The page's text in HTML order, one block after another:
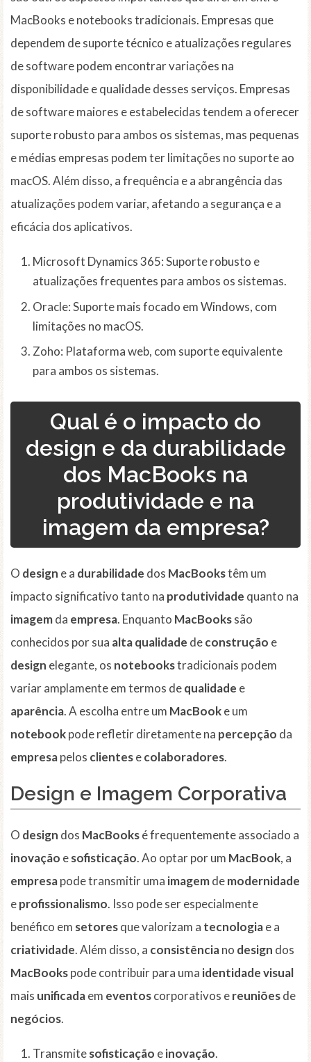
MacBooks e notebooks tradicionais. Empresas que
dependem de suporte técnico e atualizações regulares
de software podem encontrar variações na
disponibilidade e qualidade desses serviços. Empresas
de software maiores e estabelecidas tendem a oferecer
suporte robusto para ambos os sistemas, mas pequenas
e médias empresas podem ter limitações no suporte ao
macOS. Além disso, a frequência e a abrangência das
atualizações podem variar, afetando a segurança e a
eficácia dos aplicativos.
Microsoft Dynamics 365: Suporte robusto e
atualizações frequentes para ambos os sistemas.
Oracle: Suporte mais focado em Windows, com
limitações no macOS.
Zoho: Plataforma web, com suporte equivalente
para ambos os sistemas.
Qual é o impacto do
design e da durabilidade
dos MacBooks na
produtividade e na
imagem da empresa?
O design e a durabilidade dos MacBookstêm um
impacto significativo tanto na produtividade quanto na
imagemda empresa. Enquanto MacBookssão
conhecidos por sua alta qualidade deconstrução e
design elegante, os notebookstradicionais podem
variar amplamente em termos dequalidade e
aparência. A escolha entre um MacBooke um
notebookpode refletir diretamente na percepção da
empresapelos clientesecolaboradores.
Design e Imagem Corporativa
O design dos MacBooksé frequentemente associado a
inovação esofisticação. Ao optar por um MacBook, a
empresapode transmitir uma imagemdemodernidade
eprofissionalismo. Isso pode ser especialmente
benéfico em setoresque valorizam a tecnologiae a
criatividade. Além disso, a consistênciano design dos
MacBookspode contribuir para uma identidade visual
mais unificadaem eventoscorporativos ereuniõesde
negócios.
Transmitesofisticação einovação.